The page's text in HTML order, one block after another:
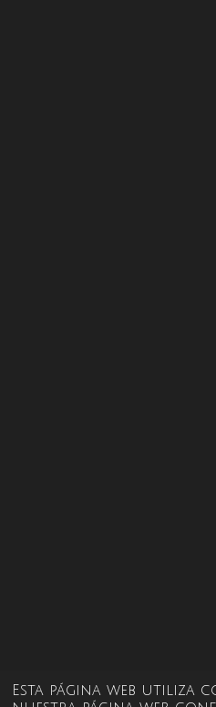
Esta página web utiliza